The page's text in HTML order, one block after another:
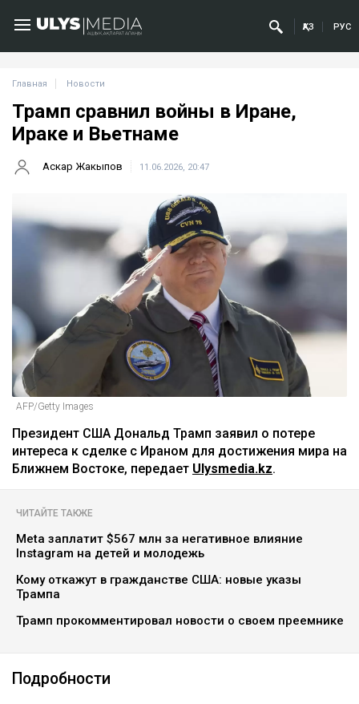
ҚАЗ РУС
Главная Новости
Трамп сравнил войны в Иране,
Ираке и Вьетнаме
Аскар Жакыпов 11.06.2026, 20:47
AFP/Getty Images
Президент США Дональд Трамп заявил о потере
интереса к сделке с Ираном для достижения мира на
Ближнем Востоке, передает Ulysmedia.kz.
ЧИТАЙТЕ ТАКЖЕ
Meta заплатит $567 млн за негативное влияние
Instagram на детей и молодежь
Кому откажут в гражданстве США: новые указы
Трампа
Трамп прокомментировал новости о своем преемнике
Подробности